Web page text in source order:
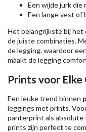
Een wijde jurk die
Een lange vest of
Het belangrijkste bij het
de juiste combinaties.
de legging, waardoor
maakt de legging
Prints voor
Een leuke trend binnen
leggings met prints.
panterprint als absolute
prints zijn perfect te